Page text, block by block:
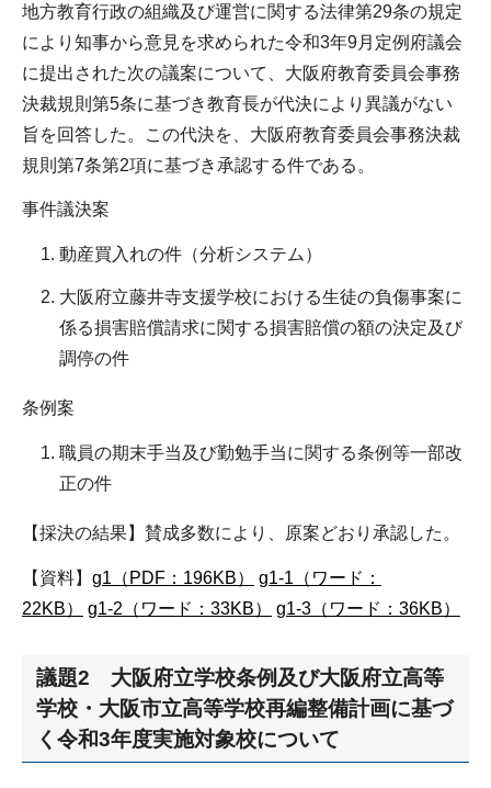
地方教育行政の組織及び運営に関する法律第29条の規定
により知事から意見を求められた令和3年9月定例府議会
に提出された次の議案について、大阪府教育委員会事務
決裁規則第5条に基づき教育長が代決により異議がない
旨を回答した。この代決を、大阪府教育委員会事務決裁
規則第7条第2項に基づき承認する件である。
事件議決案
動産買入れの件（分析システム）
大阪府立藤井寺支援学校における生徒の負傷事案に
係る損害賠償請求に関する損害賠償の額の決定及び
調停の件
条例案
職員の期末手当及び勤勉手当に関する条例等一部改
正の件
【採決の結果】賛成多数により、原案どおり承認した。
【資料】 g1（PDF：196KB）
g1-1（ワード：
22KB）
g1-2（ワード：33KB） g1-3（ワード：36KB）
議題2 大阪府立学校条例及び大阪府立高等
学校・大阪市立高等学校再編整備計画に基づ
く令和3年度実施対象校について